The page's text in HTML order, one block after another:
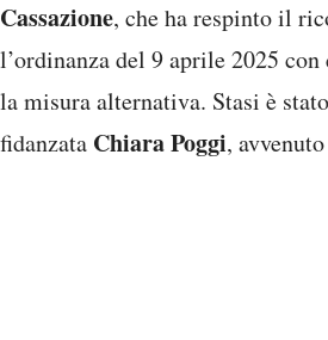
Cassazione, che ha respinto il
l’ordinanza del 9 aprile 2025
la misura alternativa. Stasi è
fidanzata Chiara Poggi,